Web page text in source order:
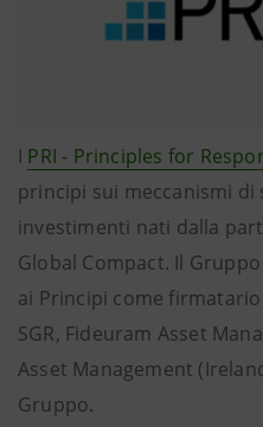
I PRI - Principles for
principi sui meccanismi
investimenti nati dalla
Global Compact. Il
ai Principi come
SGR, Fideuram Asset
Asset Management
Gruppo.